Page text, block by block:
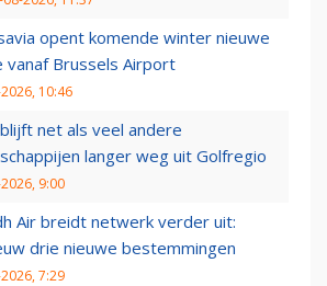
opent komende winter nieuwe
vanaf Brussels Airport
10:46
net als veel andere
langer weg uit Golfregio
9:00
Air breidt netwerk verder uit:
drie nieuwe bestemmingen
7:29